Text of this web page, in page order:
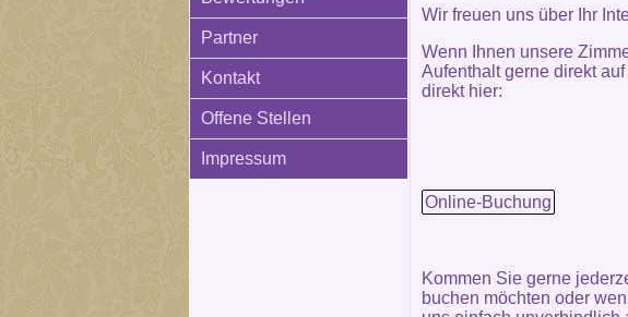
Partner
Kontakt
Offene Stellen
Impressum
Wir freuen uns über Ihr
Wenn Ihnen unsere
Aufenthalt gerne direkt
direkt hier:
Online-Buchung
Kommen Sie gerne
buchen möchten oder